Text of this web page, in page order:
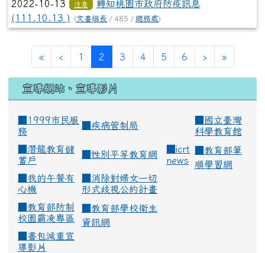
2022-10-13 注意
轉知桃園市政府防疫訊息
(111.10.13 )
(文書組長 / 485 / 總務處)
« ‹ 1 2 (current)
3 4 5 6 › »
宣導網站、宣導影片
■1999市民服
務
疾病管制局
國立臺灣
科學教育館
潛龍教育儲
蓄戶
性別平等教育網
icrt
news
教育部筆
順學習網
我的午餐有
心機
消除對婦女一切
形式歧視公約計畫
教育部防制
校園霸凌專區
教育部學校衛生
資訊網
書包減重宣
導影片